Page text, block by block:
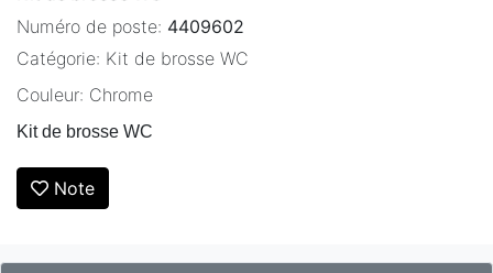
Numéro de poste: 4409602
Catégorie: Kit de brosse WC
Couleur: Chrome
Kit de brosse WC
Note